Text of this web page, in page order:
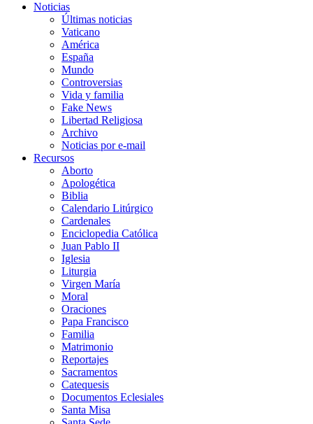
Noticias
Últimas noticias
Vaticano
América
España
Mundo
Controversias
Vida y familia
Fake News
Libertad Religiosa
Archivo
Noticias por e-mail
Recursos
Aborto
Apologética
Biblia
Calendario Litúrgico
Cardenales
Enciclopedia Católica
Juan Pablo II
Iglesia
Liturgia
Virgen María
Moral
Oraciones
Papa Francisco
Familia
Matrimonio
Reportajes
Sacramentos
Catequesis
Documentos Eclesiales
Santa Misa